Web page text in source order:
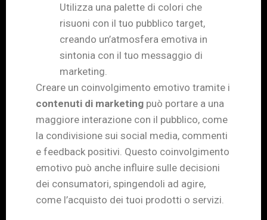
Utilizza una palette di colori che
risuoni con il tuo pubblico target,
creando un’atmosfera emotiva in
sintonia con il tuo messaggio di
marketing.
Creare un coinvolgimento emotivo tramite i
contenuti di marketing può portare a una
maggiore interazione con il pubblico, come
la condivisione sui social media, commenti
e feedback positivi. Questo coinvolgimento
emotivo può anche influire sulle decisioni
dei consumatori, spingendoli ad agire,
come l’acquisto dei tuoi prodotti o servizi.